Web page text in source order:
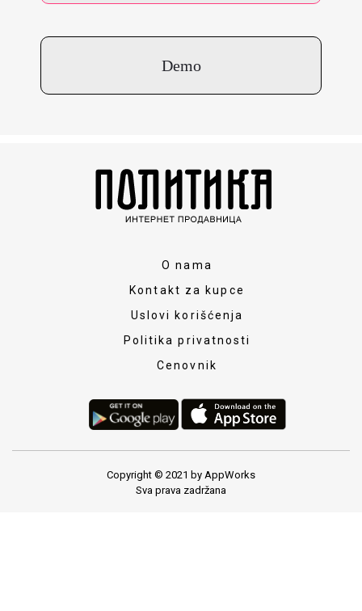
Demo
O nama
Kontakt za kupce
Uslovi korišćenja
Politika privatnosti
Cenovnik
Copyright © 2021 by AppWorks
Sva prava zadržana